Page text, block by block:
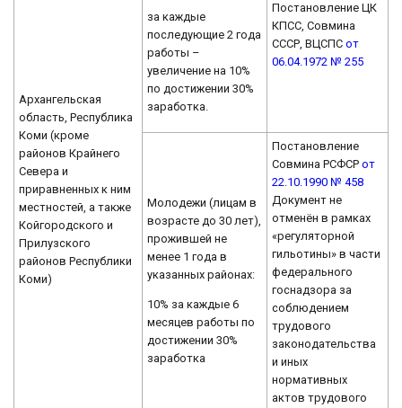
Архангельская
область, Республика
Коми (кроме
районов Крайнего
Севера и
приравненных к ним
местностей, а также
Койгородского и
Прилузского
районов Республики
Коми)
за каждые
последующие 2 года
работы –
увеличение на 10%
по достижении 30%
заработка.
Постановление ЦК
КПСС, Совмина
СССР, ВЦСПСот
06.04.1972 № 255
Молодежи (лицам в
возрасте до 30 лет),
прожившей не
менее 1 года в
указанных районах:
10% за каждые 6
месяцев работы по
достижении 30%
заработка
Постановление
Совмина РСФСРот
22.10.1990 № 458
Документ не
отменён в рамках
«регуляторной
гильотины» в части
федерального
госнадзора за
соблюдением
трудового
законодательства
и иных
нормативных
актов трудового